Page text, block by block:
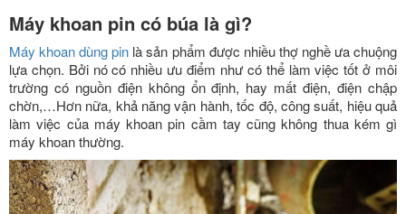
Máy khoan pin có búa là gì?
Máy khoan dùng pin là sản phẩm được nhiều thợ nghề ưa chuộng
lựa chọn. Bởi nó có nhiều ưu điểm như có thể làm việc tốt ở môi
trường có nguồn điện không ổn định, hay mất điện, điện chập
chờn,…Hơn nữa, khả năng vận hành, tốc độ, công suất, hiệu quả
làm việc của máy khoan pin cầm tay cũng không thua kém gì
máy khoan thường.